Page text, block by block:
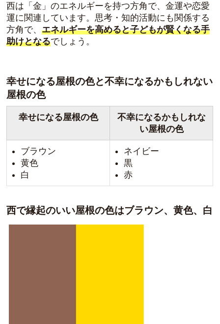
西は「金」のエネルギーを持つ方角で、金運や恋愛
運に関連しています。思考・知的活動にも関係する
方角で、エネルギーを高めると子どもが賢くなる手
助けとなるでしょう。
幸せになる屋根の色と不幸になるかもしれない
屋根の色
幸せになる屋根の色
不幸になるかもしれな
い屋根の色
ブラウン
黄色
白
ネイビー
黒
赤
西で縁起のいい屋根の色はブラウン、黄色、白